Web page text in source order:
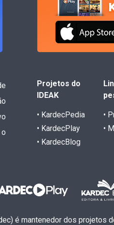
Projetos do
IDEAK
• KardecPedia
• KardecPlay
• KardecBlog
•
•
é mantenedor dos projetos